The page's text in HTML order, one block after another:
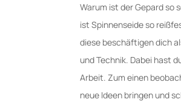
Warum ist der Gepard so
ist Spinnenseide so
diese beschäftigen dich
und Technik. Dabei hast
Arbeit. Zum einen
neue Ideen bringen und